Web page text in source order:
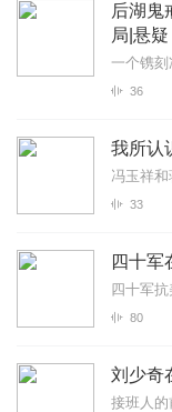
后湖鬼
局|悬疑
一个镌
36
我所认
冯玉祥
33
四十军
四十军
80
刘少奇
接班人